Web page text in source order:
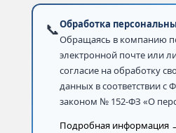
📞Обработка
Обращаясь в компанию
электронной почте или
согласие на обработку
данных в соответствии с
законом № 152-ФЗ «О
Подробная информация